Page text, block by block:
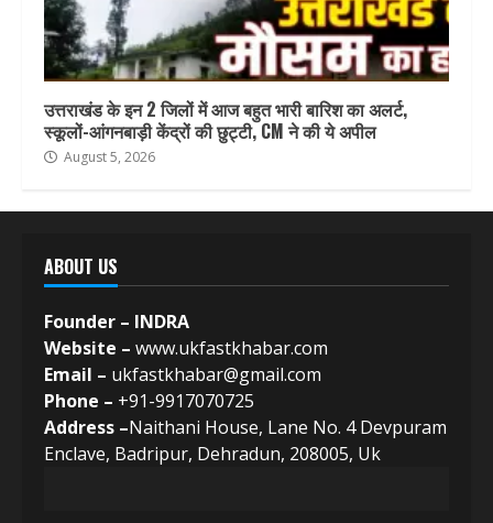
उत्तराखंड के इन 2 जिलों में आज बहुत भारी बारिश का अलर्ट,
स्कूलों-आंगनबाड़ी केंद्रों की छुट्टी, CM ने की ये अपील
August 5, 2026
ABOUT US
Founder – INDRA
Website – www.ukfastkhabar.com
Email – ukfastkhabar@gmail.com
Phone – +91-9917070725
Address –Naithani House, Lane No. 4 Devpuram
Enclave, Badripur, Dehradun, 208005, Uk